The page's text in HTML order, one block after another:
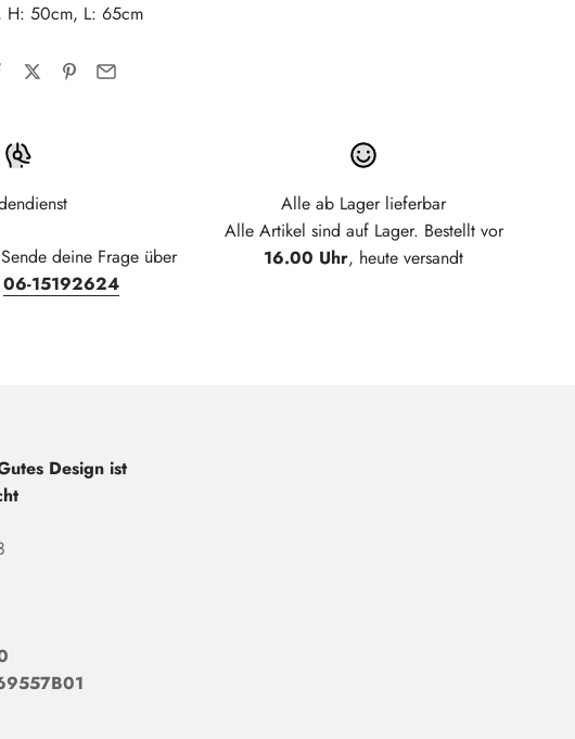
H: 50cm, L: 65cm
deine Frage über
06-15192624
Alle ab Lager lieferbar
Alle Artikel sind auf Lager. Bestellt vor
16.00 Uhr, heute versandt
Design ist